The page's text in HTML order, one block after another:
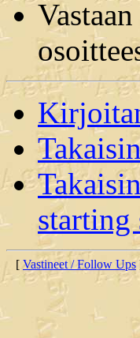
starting
[ Vastineet / Follow Ups